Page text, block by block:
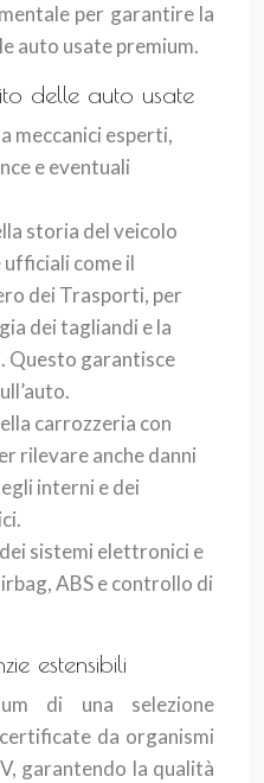
per garantire la
auto usate premium.
delle auto usate
meccanici esperti,
e eventuali
storia del veicolo
come il
dei Trasporti, per
dei tagliandi e la
Questo garantisce
carrozzeria con
rilevare anche danni
interni e dei
sistemi elettronici e
ABS e controllo di
estensibili
di una selezione
da organismi
garantendo la qualità